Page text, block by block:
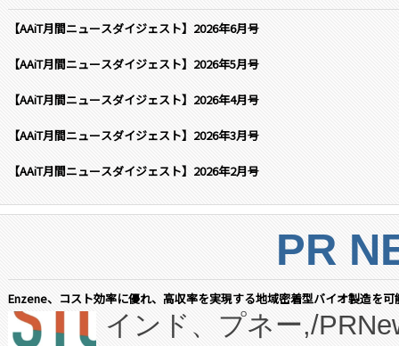
【AAiT月間ニュースダイジェスト】2026年6月号
【AAiT月間ニュースダイジェスト】2026年5月号
【AAiT月間ニュースダイジェスト】2026年4月号
【AAiT月間ニュースダイジェスト】2026年3月号
【AAiT月間ニュースダイジェスト】2026年2月号
PR
Enzene、コスト効率に優れ、高収率を実現する地域密着型バイオ製造を
インド、プネー,/